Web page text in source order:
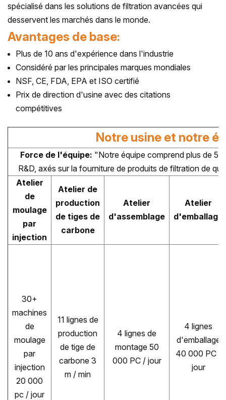
spécialisé dans les solutions de filtration avancées qui
desservent les marchés dans le monde.
Avantages de base:
Plus de 10 ans d'expérience dans l'industrie
Considéré par les principales marques mondiales
NSF, CE, FDA, EPA et ISO certifié
Prix de direction d'usine avec des citations
compétitives
Notre usine et notre
Force de l'équipe: "Notre équipe comprend plus de
R&D, axés sur la fourniture de produits de filtration de
Atelier
de
moulage
par
injection
Atelier de
production
de tiges de
carbone
Atelier
d'assemblage
Atelier
d'emballage
30+
machines
de
moulage
par
injection
20 000
pc / jour
11 lignes de
production
de tige de
carbone 3
m / min
4 lignes de
montage 50
000 PC / jour
4 lignes
d'emballage
40 000 PC /
jour